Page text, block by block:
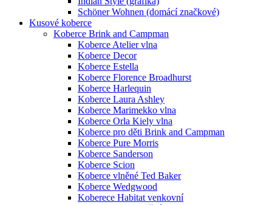
Schöner Wohnen (domácí značkové)
Kusové koberce
Koberce Brink and Campman
Koberce Atelier vlna
Koberce Decor
Koberce Estella
Koberce Florence Broadhurst
Koberce Harlequin
Koberce Laura Ashley
Koberce Marimekko vlna
Koberce Orla Kiely vlna
Koberce pro děti Brink and Campman
Koberce Pure Morris
Koberce Sanderson
Koberce Scion
Koberce vlněné Ted Baker
Koberce Wedgwood
Koberece Habitat venkovní